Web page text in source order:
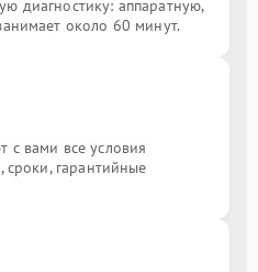
диагностику: аппаратную,
около 60 минут.
с вами все условия
сроки, гарантийные